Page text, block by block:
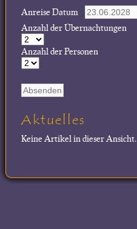
Anreise Datum
Anzahl der Übernachtungen
Anzahl der Personen
Aktuelles
Keine Artikel in dieser Ansicht.